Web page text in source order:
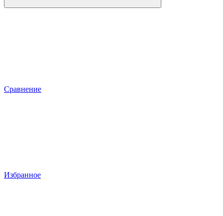
Сравнение
Избранное